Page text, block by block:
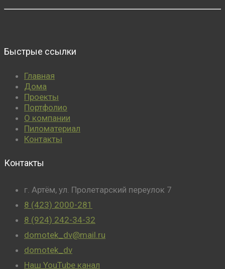
Быстрые ссылки
Главная
Дома
Проекты
Портфолио
О компании
Пиломатериал
Контакты
Контакты
г. Артём, ул. Пролетарский переулок 7
8 (423) 2000-281
8 (924) 242-34-32
domotek_dv@mail.ru
domotek_dv
Наш YouTube канал